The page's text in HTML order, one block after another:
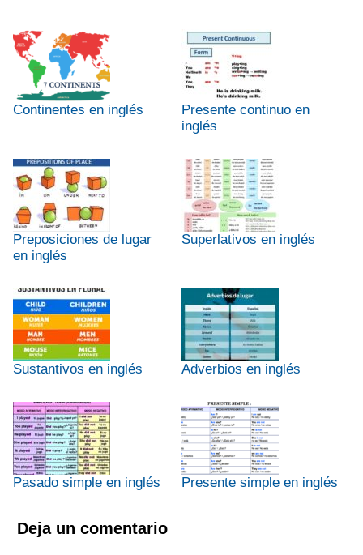
Continentes en inglés
Presente continuo en
inglés
Preposiciones de lugar
en inglés
Superlativos en inglés
Sustantivos en inglés Adverbios en inglés
Pasado simple en inglés Presente simple en inglés
Deja un comentario